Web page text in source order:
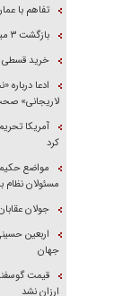
تفاهم با
بازگشت ۳ میلیون و ۱۷ هزار زائر اربعین به کشور
خرید قسطی
ادعا
لاریجانی»
آمریکا
کرد
مواضع
مسئولان نظام
جولان
اربعین
جهان
ارزان نشد